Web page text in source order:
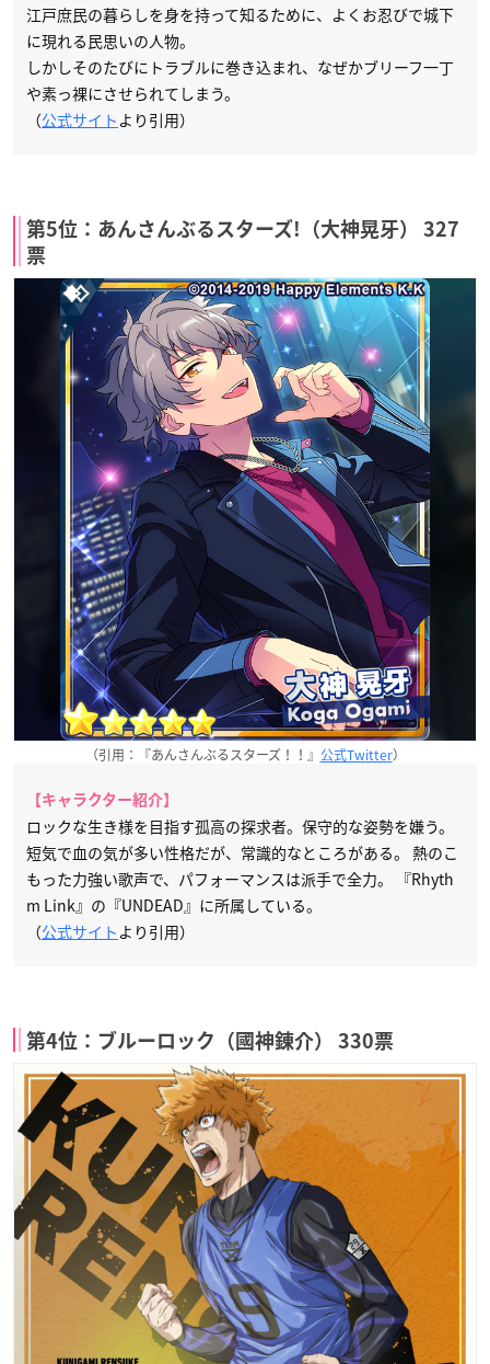
江戸庶民の暮らしを身を持って知るために、よくお忍びで城下
に現れる民思いの人物。
しかしそのたびにトラブルに巻き込まれ、なぜかブリーフ一丁
や素っ裸にさせられてしまう。
（公式サイト より引用）
第5位：あんさんぶるスターズ!（大神晃牙） 327
票
（引用：『あんさんぶるスターズ！！』 公式Twitter）
【キャラクター紹介】
ロックな生き様を目指す孤高の探求者。保守的な姿勢を嫌う。
短気で血の気が多い性格だが、常識的なところがある。 熱のこ
もった力強い歌声で、パフォーマンスは派手で全力。 『Rhyth
m Link』の『UNDEAD』に所属している。
（公式サイト より引用）
第4位：ブルーロック（國神錬介） 330票